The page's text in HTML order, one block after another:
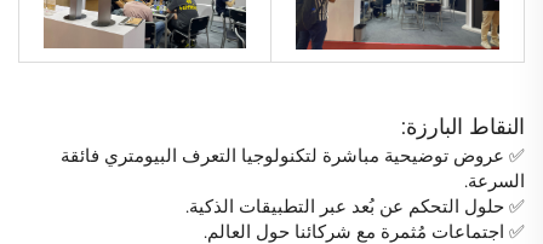
النقاط البارزة:
✅ عروض توضيحية مباشرة لتكنولوجيا التعرف البيومتري فائقة
السرعة.
✅ حلول التحكم عن بُعد عبر التطبيقات الذكية.
✅ اجتماعات مُثمرة مع شركائنا حول العالم.